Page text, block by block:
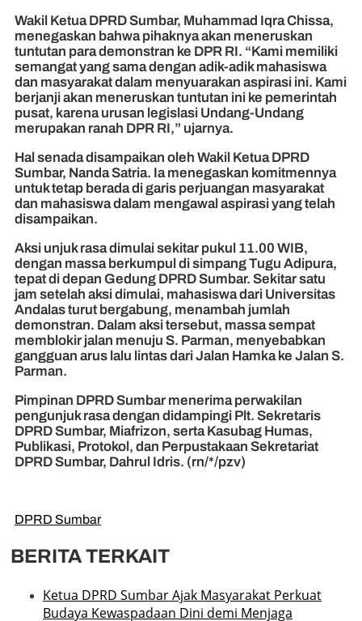
Wakil Ketua DPRD Sumbar, Muhammad Iqra Chissa,
menegaskan bahwa pihaknya akan meneruskan
tuntutan para demonstran ke DPR RI. “Kami memiliki
semangat yang sama dengan adik-adik mahasiswa
dan masyarakat dalam menyuarakan aspirasi ini. Kami
berjanji akan meneruskan tuntutan ini ke pemerintah
pusat, karena urusan legislasi Undang-Undang
merupakan ranah DPR RI,” ujarnya.
Hal senada disampaikan oleh Wakil Ketua DPRD
Sumbar, Nanda Satria. Ia menegaskan komitmennya
untuk tetap berada di garis perjuangan masyarakat
dan mahasiswa dalam mengawal aspirasi yang telah
disampaikan.
Aksi unjuk rasa dimulai sekitar pukul 11.00 WIB,
dengan massa berkumpul di simpang Tugu Adipura,
tepat di depan Gedung DPRD Sumbar. Sekitar satu
jam setelah aksi dimulai, mahasiswa dari Universitas
Andalas turut bergabung, menambah jumlah
demonstran. Dalam aksi tersebut, massa sempat
memblokir jalan menuju S. Parman, menyebabkan
gangguan arus lalu lintas dari Jalan Hamka ke Jalan S.
Parman.
Pimpinan DPRD Sumbar menerima perwakilan
pengunjuk rasa dengan didampingi Plt. Sekretaris
DPRD Sumbar, Miafrizon, serta Kasubag Humas,
Publikasi, Protokol, dan Perpustakaan Sekretariat
DPRD Sumbar, Dahrul Idris. (rn/*/pzv)
DPRD Sumbar
BERITA TERKAIT
Ketua DPRD Sumbar Ajak Masyarakat Perkuat
Budaya Kewaspadaan Dini demi Menjaga